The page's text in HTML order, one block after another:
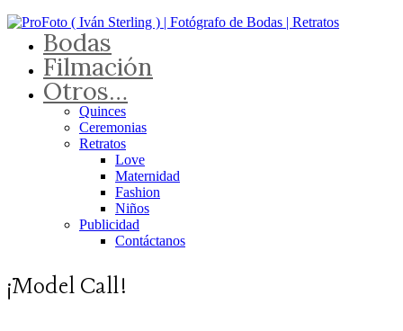
Bodas
Filmación
Otros…
Quinces
Ceremonias
Retratos
Love
Maternidad
Fashion
Niños
Publicidad
Contáctanos
¡Model Call!